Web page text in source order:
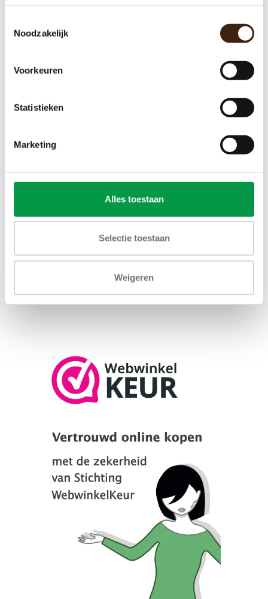
Noodzakelijk
Voorkeuren
Statistieken
Marketing
Alles toestaan
Selectie toestaan
Weigeren